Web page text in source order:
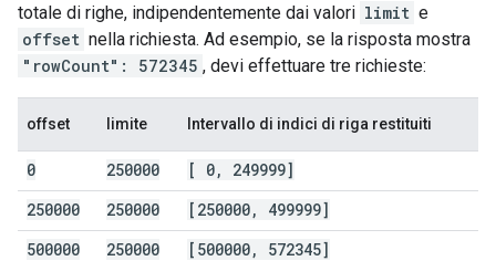
totale di righe, indipendentemente dai valori limit e
offset nella richiesta. Ad esempio, se la risposta mostra
"rowCount": 572345 , devi effettuare tre richieste:
offset limite Intervallo di indici di riga restituiti
0 250000 [ 0,
249999]
250000
250000 [250000,
499999]
500000
250000 [500000, 572345]